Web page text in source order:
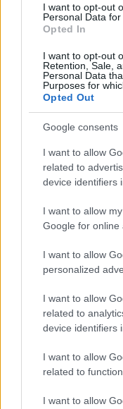
I want to opt-out
Personal Data for
Opted In
I want to opt-out
Retention, Sale,
Personal Data
Purposes for
Opted Out
Google consents
I want to allow
related to
device identifiers
I want to allow
Google for online
I want to allow
personalized
I want to allow
related to
device identifiers
I want to allow
related to
I want to allow
Le
Cumuli
Incendi
furgoni:
“Poker
È
Controlli
arresti e